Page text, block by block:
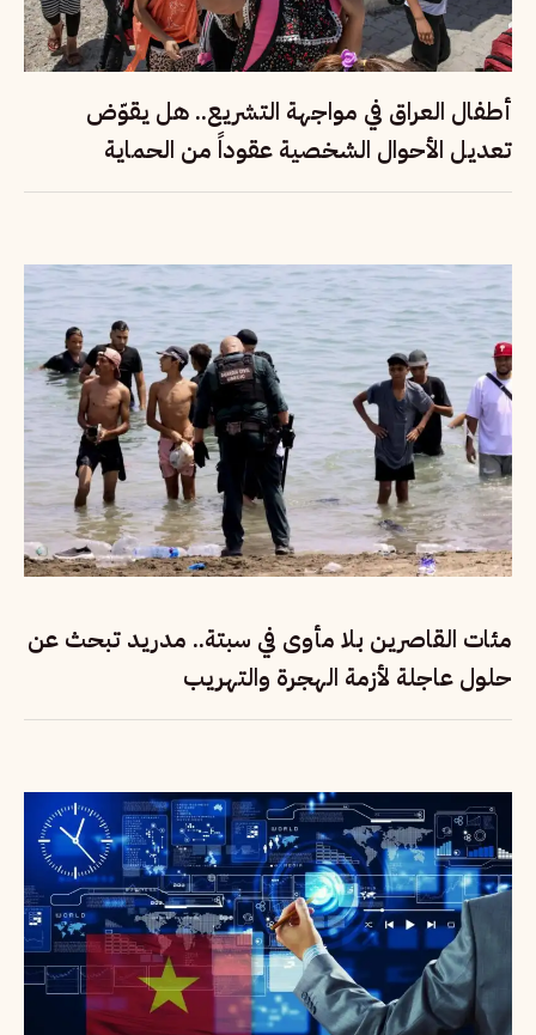
أطفال العراق في مواجهة التشريع.. هل يقوّض
تعديل الأحوال الشخصية عقوداً من الحماية
القانونية؟
مئات القاصرين بلا مأوى في سبتة.. مدريد تبحث عن
حلول عاجلة لأزمة الهجرة والتهريب